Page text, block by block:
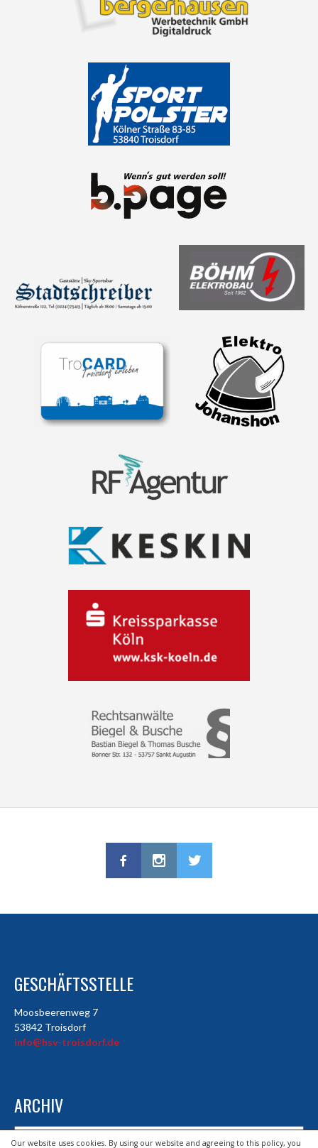
Our website uses cookies. By using our website and agreeing to this policy, you
GESCHÄFTSSTELLE
Moosbeerenweg 7
53842 Troisdorf
info@hsv-troisdorf.de
ARCHIV
Archiv